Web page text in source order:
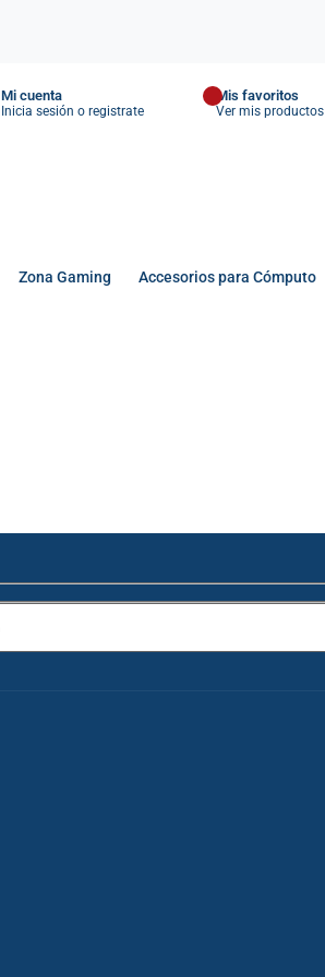
Mi cuenta
Inicia sesión o registrate
Mis favoritos
Ver mis productos
Zona Gaming Accesorios para Cómputo